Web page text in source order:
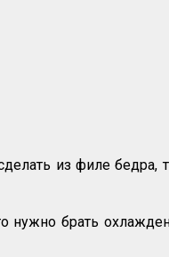
из филе
нужно брать